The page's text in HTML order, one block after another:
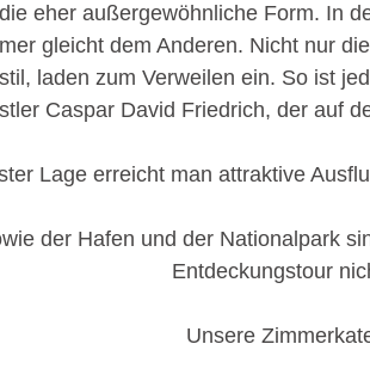
eher außergewöhnliche Form. In
gleicht dem Anderen. Nicht nur
laden zum Verweilen ein. So ist
Caspar David Friedrich, der auf
Lage erreicht man attraktive
der Hafen und der Nationalpark
Entdeckungstour
Unsere